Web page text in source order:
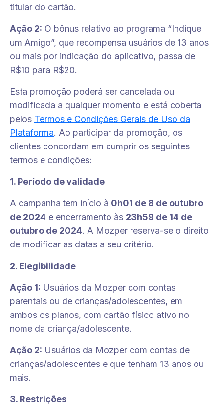
titular do cartão.
Ação 2: O bônus relativo ao programa “Indique
um Amigo”, que recompensa usuários de 13 anos
ou mais por indicação do aplicativo, passa de
R$10 para R$20.
Esta promoção poderá ser cancelada ou
modificada a qualquer momento e está coberta
pelos Termos e Condições Gerais de Uso da
Plataforma. Ao participar da promoção, os
clientes concordam em cumprir os seguintes
termos e condições:
1. Período de validade
A campanha tem início à 0h01 de 8 de outubro
de 2024 e encerramento às 23h59 de 14 de
outubro de 2024. A Mozper reserva-se o direito
de modificar as datas a seu critério.
2. Elegibilidade
Ação 1: Usuários da Mozper com contas
parentais ou de crianças/adolescentes, em
ambos os planos, com cartão físico ativo no
nome da criança/adolescente.
Ação 2: Usuários da Mozper com contas de
crianças/adolescentes e que tenham 13 anos ou
mais.
3. Restrições